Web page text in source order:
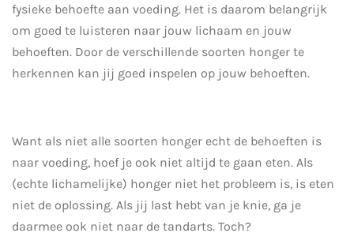
fysieke behoefte aan voeding. Het is daarom belangrijk
om goed te luisteren naar jouw lichaam en jouw
behoeften. Door de verschillende soorten honger te
herkennen kan jij goed inspelen op jouw behoeften.
Want als niet alle soorten honger echt de behoeften is
naar voeding, hoef je ook niet altijd te gaan eten. Als
(echte lichamelijke) honger niet het probleem is, is eten
niet de oplossing. Als jij last hebt van je knie, ga je
daarmee ook niet naar de tandarts. Toch?